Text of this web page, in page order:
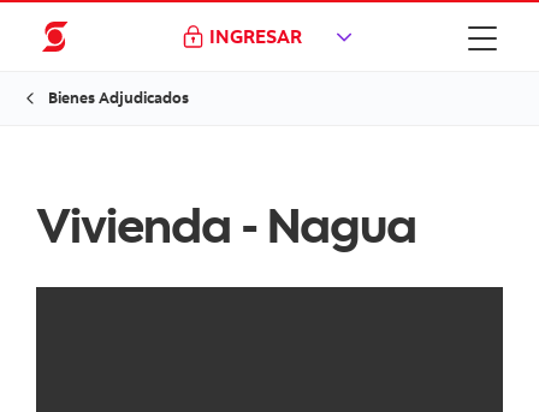
INGRESAR
Bienes Adjudicados
Vivienda - Nagua